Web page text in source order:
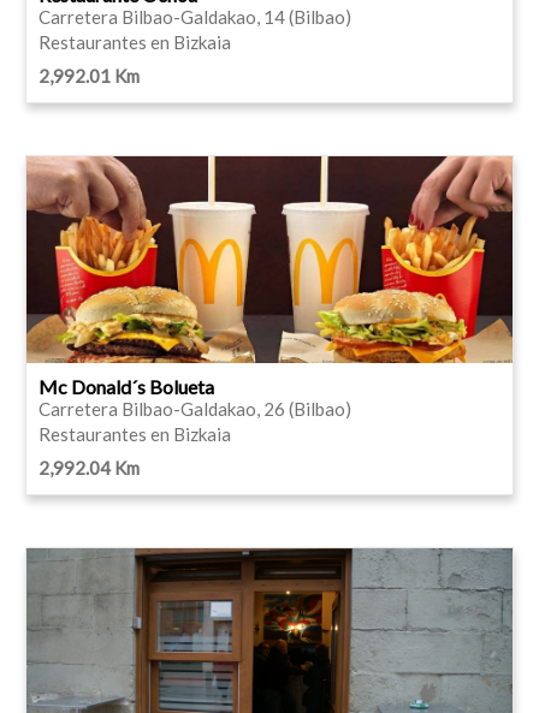
Carretera Bilbao-Galdakao, 14 (Bilbao)
Restaurantes en Bizkaia
2,992.01 Km
Mc Donald´s Bolueta
Carretera Bilbao-Galdakao, 26 (Bilbao)
Restaurantes en Bizkaia
2,992.04 Km